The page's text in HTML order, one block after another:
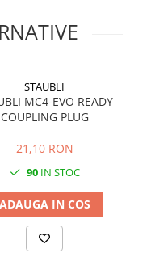
STAUBLI
MC4-EVO READY
COUPLING PLUG
21,10 RON
90IN STOC
ADAUGA IN COS